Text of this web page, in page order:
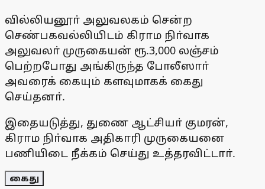
வில்லியனூா் அலுவலகம் சென்ற
செண்பகவல்லியிடம் கிராம நிா்வாக
அலுவலா் முருகையன் ரூ.3,000 லஞ்சம்
பெற்றபோது அங்கிருந்த போலீஸாா்
அவரைக் கையும் களவுமாகக் கைது
செய்தனா்.
இதையடுத்து, துணை ஆட்சியா் குமரன்,
கிராம நிா்வாக அதிகாரி முருகையனை
பணியிடை நீக்கம் செய்து உத்தரவிட்டாா்.
கைது